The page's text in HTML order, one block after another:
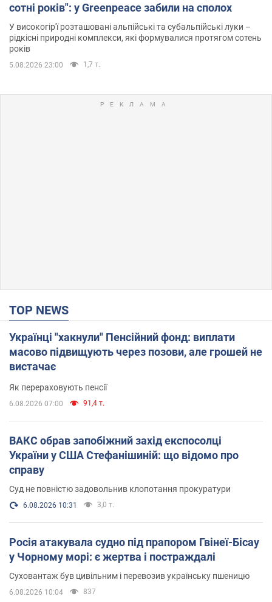
сотні років": у Greenpeace забили на сполох
У високогір'ї розташовані альпійські та субальпійські луки –
рідкісні природні комплекси, які формувалися протягом сотень
років
5.08.2026 23:00 1,7 т.
TOP NEWS
Українці "хакнули" Пенсійний фонд: виплати
масово підвищують через позови, але грошей не
вистачає
Як перераховують пенсії
6.08.2026 07:00 91,4 т.
ВАКС обрав запобіжний захід експосолці
України у США Стефанішиній: що відомо про
справу
Суд не повністю задовольнив клопотання прокуратури
6.08.2026 10:31 3,0 т.
Росія атакувала судно під прапором Гвінеї-Бісау
у Чорному морі: є жертва і постраждалі
Суховантаж був цивільним і перевозив українську пшеницю
6.08.2026 10:04 837